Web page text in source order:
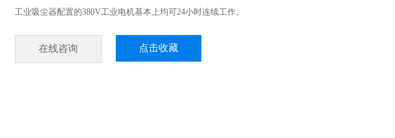
工业吸尘器配置的380V工业电机基本上均可24小时连续工作。
在线咨询 点击收藏